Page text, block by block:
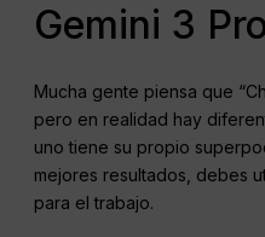
Gemini 3
Mucha gente piensa que
pero en realidad hay
uno tiene su propio
mejores resultados, debes
para el trabajo.